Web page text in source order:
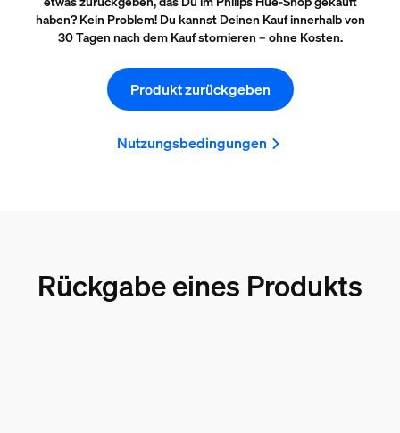
haben? Kein Problem! Du kannst Deinen Kauf innerhalb von
30 Tagen nach dem Kauf stornieren – ohne Kosten.
Produkt zurückgeben
Nutzungsbedingungen
Rückgabe eines Produkts